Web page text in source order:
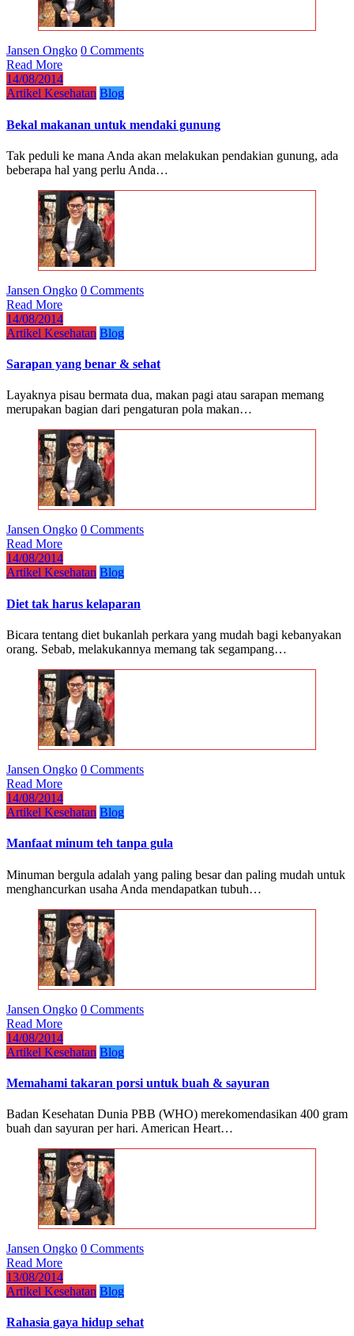
Jansen Ongko 0 Comments
Read More
14/08/2014
Artikel Kesehatan Blog
Bekal makanan untuk mendaki gunung
Tak peduli ke mana Anda akan melakukan pendakian gunung, ada
beberapa hal yang perlu Anda…
Jansen Ongko 0 Comments
Read More
14/08/2014
Artikel Kesehatan Blog
Sarapan yang benar & sehat
Layaknya pisau bermata dua, makan pagi atau sarapan memang
merupakan bagian dari pengaturan pola makan…
Jansen Ongko 0 Comments
Read More
14/08/2014
Artikel Kesehatan Blog
Diet tak harus kelaparan
Bicara tentang diet bukanlah perkara yang mudah bagi kebanyakan
orang. Sebab, melakukannya memang tak segampang…
Jansen Ongko 0 Comments
Read More
14/08/2014
Artikel Kesehatan Blog
Manfaat minum teh tanpa gula
Minuman bergula adalah yang paling besar dan paling mudah untuk
menghancurkan usaha Anda mendapatkan tubuh…
Jansen Ongko 0 Comments
Read More
14/08/2014
Artikel Kesehatan Blog
Memahami takaran porsi untuk buah & sayuran
Badan Kesehatan Dunia PBB (WHO) merekomendasikan 400 gram
buah dan sayuran per hari. American Heart…
Jansen Ongko 0 Comments
Read More
13/08/2014
Artikel Kesehatan Blog
Rahasia gaya hidup sehat